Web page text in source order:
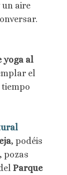
un aire
yoga al
el
tiempo
, podéis
pozas
Parque